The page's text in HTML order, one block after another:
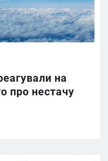
на
про нестачу